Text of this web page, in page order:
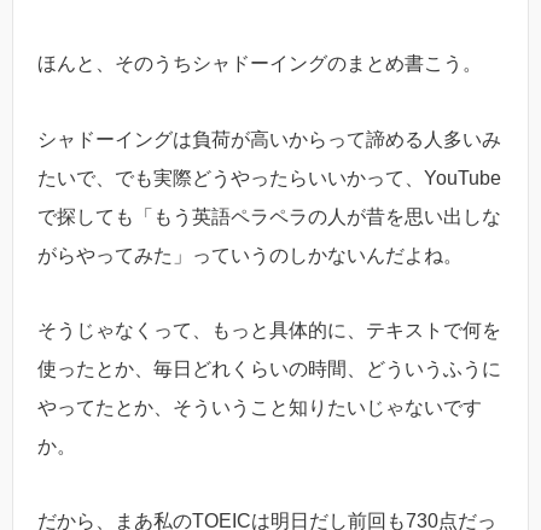
ほんと、そのうちシャドーイングのまとめ書こう。
シャドーイングは負荷が高いからって諦める人多いみ
たいで、でも実際どうやったらいいかって、YouTube
で探しても「もう英語ペラペラの人が昔を思い出しな
がらやってみた」っていうのしかないんだよね。
そうじゃなくって、もっと具体的に、テキストで何を
使ったとか、毎日どれくらいの時間、どういうふうに
やってたとか、そういうこと知りたいじゃないです
か。
だから、まあ私のTOEICは明日だし前回も730点だっ